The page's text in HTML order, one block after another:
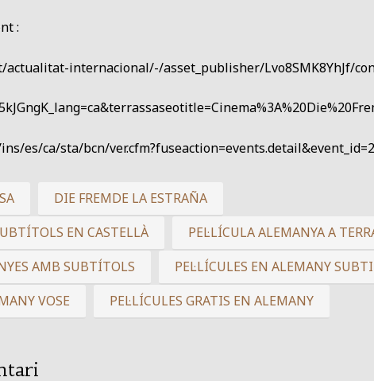
:
actualitat-internacional/-/asset_publisher/Lvo8SMK8YhJf/
es/ca/sta/bcn/
DIE FREMDE LA ESTRAÑA
EN CASTELLÀ
PEL·LÍCULA ALEMANYA A
AMB SUBTÍTOLS
PEL·LÍCULES EN ALEMANY
VOSE
PEL·LÍCULES GRATIS EN ALEMANY